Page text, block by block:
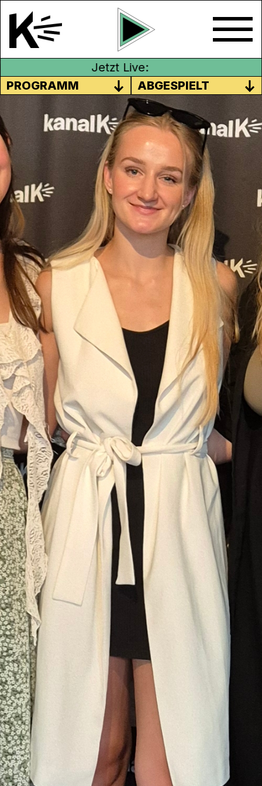
Jetzt Live:
PROGRAMM
ABGESPIELT
ONLINE-DATING OHNE SWIPEN
Viele kennen es – das ewige Swipen auf
Online-Dating-Apps wie Tinder oder
Bumble. Das kann ermüdend sein, einige
sehen es sogar als grosse
Zeitverschwendung. Vor allem, wenn die
Konversation im Chat nach einem
sogenannten „Match“ nur sehr stockend
vorangeht und ein Treffen im echten Leben
noch weit in der Ferne liegt. Oder aber,
man trifft sich und merkt in den ersten fünf
Minuten, dass es eben doch nicht „matcht“
und man lieber gleich wieder nachhause
gehen möchte. Meistens bleibt man dann
trotzdem, aus Anstand.
Die Dating-Plattform
noii
hat es sich zum
Ziel gesetzt, einige dieser Probleme im
heutigen Online-Dating anzugehen. Bei noii
lernen sich Menschen direkt über Video-
Dates kennen. Sie werden durch einen
Algorithmus mit Personen gematcht, die
ähnliche Interessen haben. Laura Matter
hatte diese Idee, weil auch sie in ihrem
Umfeld immer wieder die Frustration
gesehen hat, die Dating-Apps auslösen
können.
Sendung vom 25.07.2024
Moderation und Redaktion: Jasmin Rihner
und Julia Anliker
00:00
PODCAST ABONNIEREN